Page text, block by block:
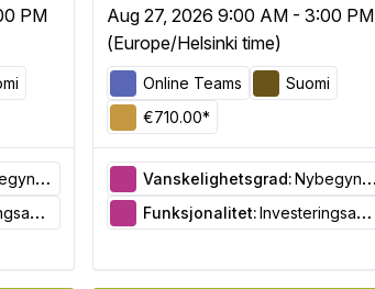
PM
Aug 27, 2026 9:00 AM - 3:00 PM
(Europe/Helsinki time)
Online Teams
Suomi
€710.00*
Vanskelighetsgrad:Nybegynner
Funksjonalitet:Investeringsanalyse